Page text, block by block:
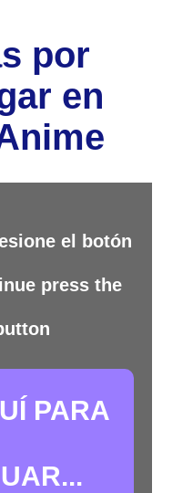
por
en
el botón
press the
PARA